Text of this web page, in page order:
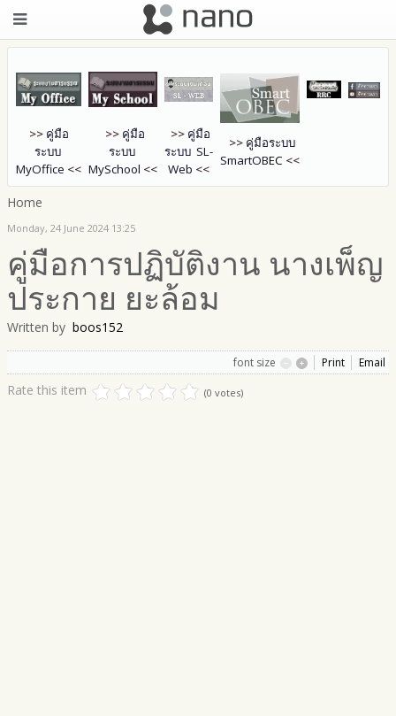
>> คู่มือ
ระบบ
MyOffice <<
>> คู่มือ
ระบบ
MySchool <<
>> คู่มือ
ระบบ SL-
Web <<
>> คู่มือระบบ
SmartOBEC <<
Home
Monday, 24 June 2024 13:25
คู่มือการปฏิบัติงาน นางเพ็ญ
ประกาย ยะล้อม
Written by boos152
font size Print Email
Rate this item (0 votes)